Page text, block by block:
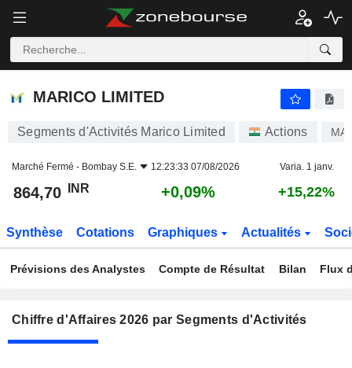
MARICO LIMITED
MARICO LIMITED
Segments d'Activités Marico Limited Actions
Marché Fermé - Bombay S.E. 12:23:33 07/08/2026 Varia. 1 janv.
864,70 INR +0,09% +15,22%
Synthèse Cotations Graphiques Actualités
Prévisions des Analystes Compte de Résultat Bilan Flux
Chiffre d'Affaires 2026 par Segments d'Activités